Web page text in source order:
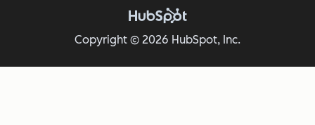
Copyright © 2026 HubSpot, Inc.